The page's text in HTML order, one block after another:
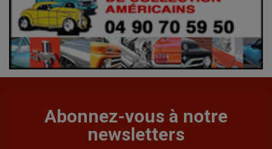
Abonnez-vous à notre
newsletters